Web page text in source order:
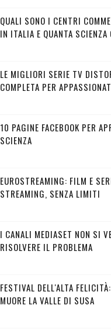
QUALI SONO I CENTRI
IN ITALIA E QUANTA SCIENZA
LE MIGLIORI SERIE TV
COMPLETA PER
10 PAGINE FACEBOOK PER
SCIENZA
EUROSTREAMING: FILM E
STREAMING, SENZA LIMITI
I CANALI MEDIASET NON SI
RISOLVERE IL PROBLEMA
FESTIVAL DELL'ALTA
MUORE LA VALLE DI SUSA